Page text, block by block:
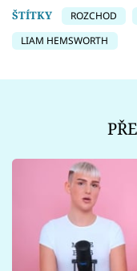
ŠTÍTKY ROZCHOD
LIAM HEMSWORTH